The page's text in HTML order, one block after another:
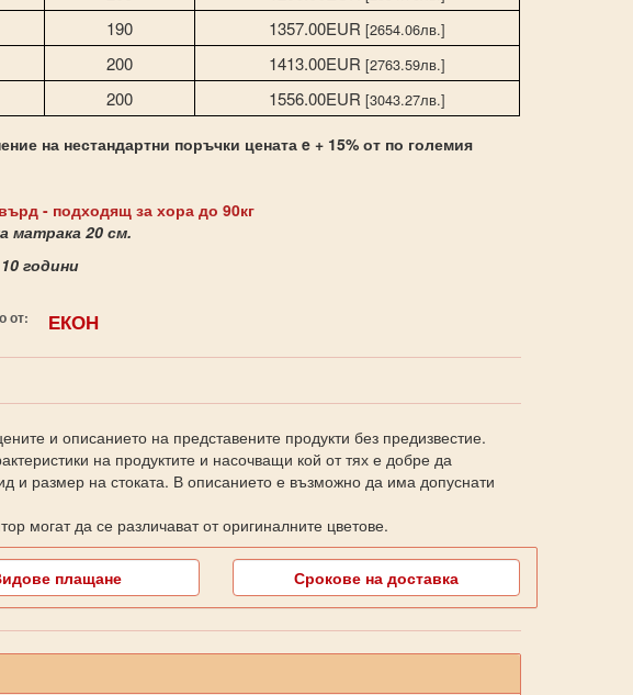
190 1357.00EUR [2654.06лв.]
200 1413.00EUR [2763.59лв.]
200 1556.00EUR [3043.27лв.]
на нестандартни поръчки цената e + 15% от по големия
- подходящ за хора до 90кг
матрака 20 см.
години
от: ЕКОН
и описанието на представените продукти без предизвестие.
на продуктите и насочващи кой от тях е добре да
и размер на стоката. В описанието е възможно да има допуснати
могат да се различават от оригиналните цветове.
плащане Срокове на доставка